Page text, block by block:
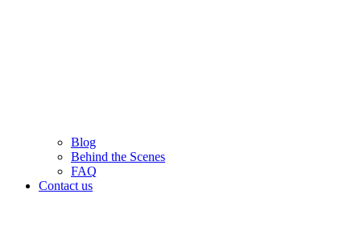
Blog
Behind the Scenes
FAQ
Contact us